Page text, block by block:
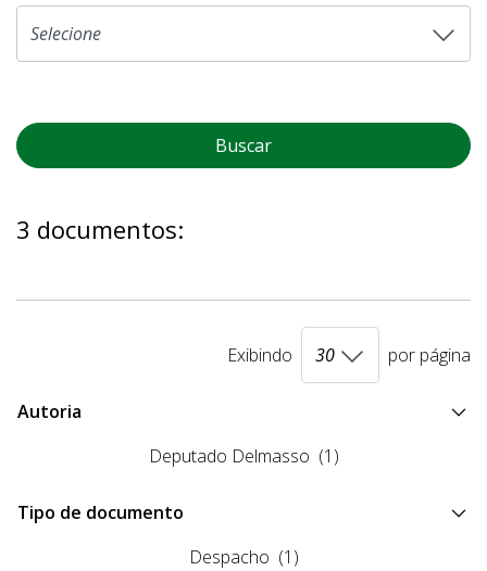
Buscar
3 documentos:
Exibindo por página
Autoria
Deputado Delmasso (1)
Tipo de documento
Despacho (1)